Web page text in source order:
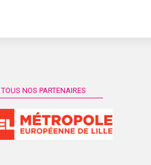
TOUS NOS PARTENAIRES